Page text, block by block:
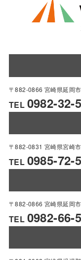
〒882-0866 宮崎県延岡
TEL 0982-32-
〒882-0831 宮崎県宮崎
TEL 0985-72-
〒882-0866 宮崎県延岡
TEL 0982-66-